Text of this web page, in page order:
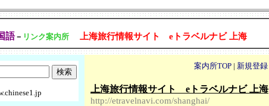
語－ リンク案内所 上海旅行情報サイト eトラベルナビ 上海
案内所TOP | 新規登録
上海旅行情報サイト eトラベルナビ 上海
http://etravelnavi.com/shanghai/